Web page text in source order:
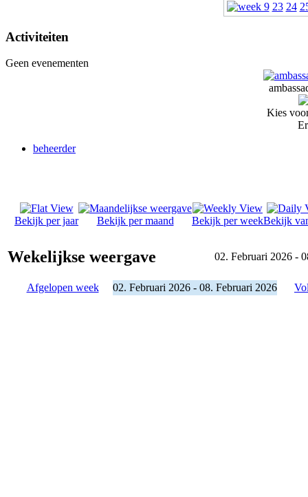
23 24
Activiteiten
Geen evenementen
Kies
beheerder
Bekijk per jaar Bekijk per maand Bekijk per weekBekijk
Wekelijkse weergave 02. Februari 2026 -
Afgelopen week 02. Februari 2026 - 08. Februari 2026